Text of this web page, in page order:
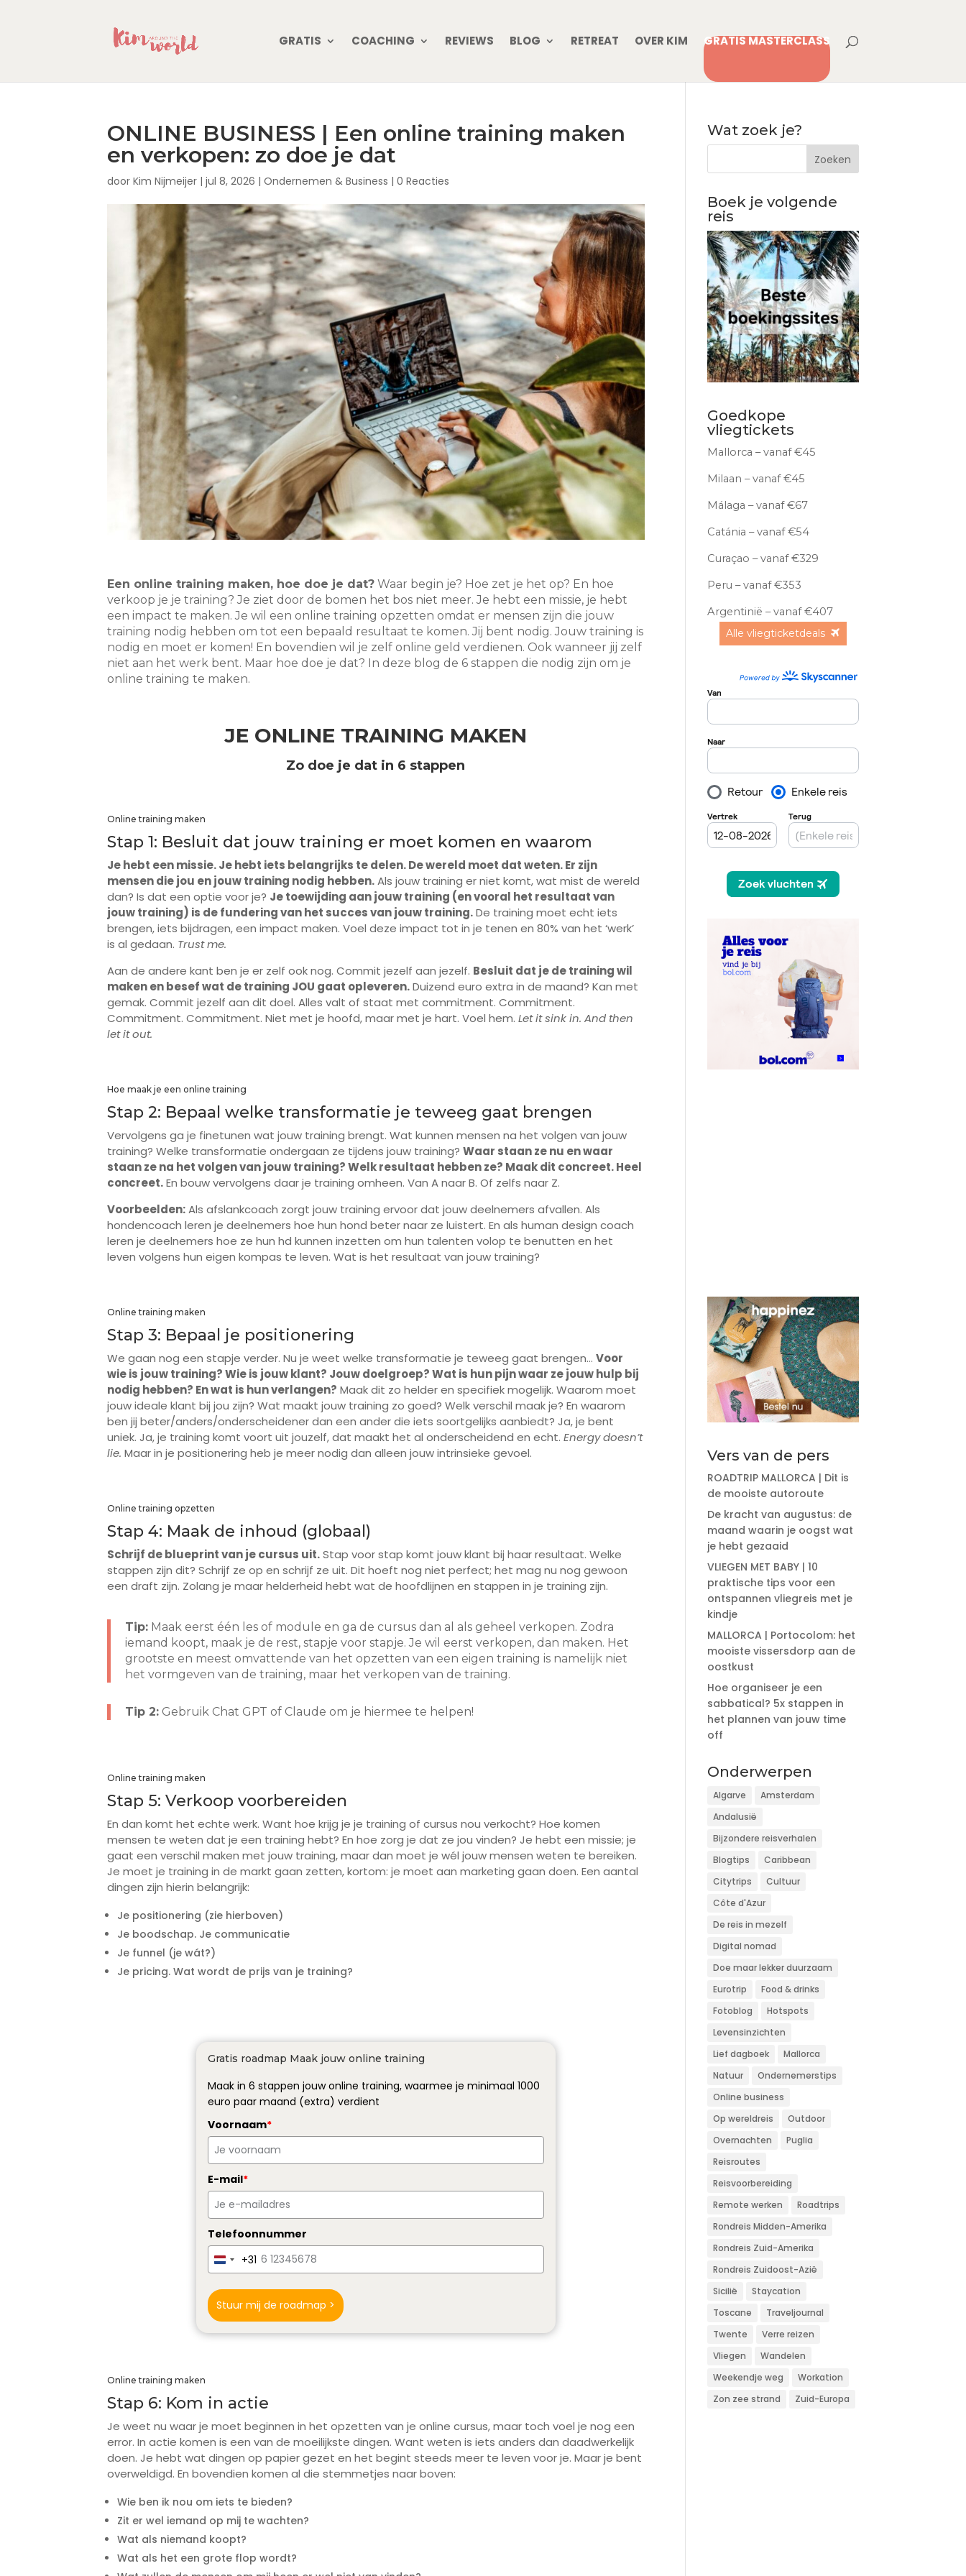
GRATIS COACHING REVIEWS BLOG RETREAT OVER KIM GRATIS MASTERCLASS
ONLINE BUSINESS | Een online training maken
en verkopen: zo doe je dat
door Kim Nijmeijer | jul 8, 2026 | Ondernemen & Business | 0 Reacties
Een online training maken, hoe doe je dat? Waar begin je? Hoe zet je het op? En hoe
verkoop je je training? Je ziet door de bomen het bos niet meer. Je hebt een missie, je hebt
een impact te maken. Je wil een online training opzetten omdat er mensen zijn die jouw
training nodig hebben om tot een bepaald resultaat te komen. Jij bent nodig. Jouw training is
nodig en moet er komen! En bovendien wil je zelf online geld verdienen. Ook wanneer jij zelf
niet aan het werk bent. Maar hoe doe je dat? In deze blog de 6 stappen die nodig zijn om je
online training te maken.
JE ONLINE TRAINING MAKEN
Zo doe je dat in 6 stappen
Online training maken
Stap 1: Besluit dat jouw training er moet komen en waarom
Je hebt een missie. Je hebt iets belangrijks te delen. De wereld moet dat weten. Er zijn
mensen die jou en jouw training nodig hebben.Als jouw training er niet komt, wat mist de wereld
dan? Is dat een optie voor je? Je toewijding aan jouw training (en vooral het resultaat van
jouw training) is de fundering van het succes van jouw training.De training moet echt iets
brengen, iets bijdragen, een impact maken. Voel deze impact tot in je tenen en 80% van het ‘werk’
is al gedaan. Trust me.
Aan de andere kant ben je er zelf ook nog. Commit jezelf aan jezelf. Besluit dat je de training wil
maken en besef wat de training JOU gaat opleveren.Duizend euro extra in de maand? Kan met
gemak. Commit jezelf aan dit doel. Alles valt of staat met commitment. Commitment.
Commitment. Commitment. Niet met je hoofd, maar met je hart. Voel hem. Let it sink in. And then
let it out.
Hoe maak je een online training
Stap 2: Bepaal welke transformatie je teweeg gaat brengen
Vervolgens ga je finetunen wat jouw training brengt. Wat kunnen mensen na het volgen van jouw
training? Welke transformatie ondergaan ze tijdens jouw training? Waar staan ze nu en waar
staan ze na het volgen van jouw training? Welk resultaat hebben ze? Maak dit concreet. Heel
concreet.En bouw vervolgens daar je training omheen. Van A naar B. Of zelfs naar Z.
Voorbeelden:Als afslankcoach zorgt jouw training ervoor dat jouw deelnemers afvallen. Als
hondencoach leren je deelnemers hoe hun hond beter naar ze luistert. En als human design coach
leren je deelnemers hoe ze hun hd kunnen inzetten om hun talenten volop te benutten en het
leven volgens hun eigen kompas te leven. Wat is het resultaat van jouw training?
Online training maken
Stap 3: Bepaal je positionering
We gaan nog een stapje verder. Nu je weet welke transformatie je teweeg gaat brengen… Voor
wie is jouw training? Wie is jouw klant? Jouw doelgroep? Wat is hun pijn waar ze jouw hulp bij
nodig hebben? En wat is hun verlangen? Maak dit zo helder en specifiek mogelijk. Waarom moet
jouw ideale klant bij jou zijn? Wat maakt jouw training zo goed? Welk verschil maak je? En waarom
ben jij beter/anders/onderscheidener dan een ander die iets soortgelijks aanbiedt? Ja, je bent
uniek. Ja, je training komt voort uit jouzelf, dat maakt het al onderscheidend en echt. Energy doesn’t
lie. Maar in je positionering heb je meer nodig dan alleen jouw intrinsieke gevoel.
Online training opzetten
Stap 4: Maak de inhoud (globaal)
Schrijf de blueprint van je cursus uit.Stap voor stap komt jouw klant bij haar resultaat. Welke
stappen zijn dit? Schrijf ze op en schrijf ze uit. Dit hoeft nog niet perfect; het mag nu nog gewoon
een draft zijn. Zolang je maar helderheid hebt wat de hoofdlijnen en stappen in je training zijn.
Tip: Maak eerst één les of module en ga de cursus dan al als geheel verkopen. Zodra
iemand koopt, maak je de rest, stapje voor stapje. Je wil eerst verkopen, dan maken. Het
grootste en meest omvattende van het opzetten van een eigen training is namelijk niet
het vormgeven van de training, maar het verkopen van de training.
Tip 2: Gebruik Chat GPT of Claude om je hiermee te helpen!
Online training maken
Stap 5: Verkoop voorbereiden
En dan komt het echte werk. Want hoe krijg je je training of cursus nou verkocht? Hoe komen
mensen te weten dat je een training hebt? En hoe zorg je dat ze jou vinden? Je hebt een missie; je
gaat een verschil maken met jouw training, maar dan moet je wél jouw mensen weten te bereiken.
Je moet je training in de markt gaan zetten, kortom: je moet aan marketing gaan doen. Een aantal
dingen zijn hierin belangrijk:
Je positionering (zie hierboven)
Je boodschap. Je communicatie
Je funnel (je wát?)
Je pricing. Wat wordt de prijs van je training?
Gratis roadmap Maak jouw online training
Maak in 6 stappen jouw online training, waarmee je minimaal 1000
euro paar maand (extra) verdient
Voornaam*
E-mail*
Telefoonnummer
N
t
h
e
d
s
+
3
1
+31
Stuur mij de roadmap >
Online training maken
Stap 6: Kom in actie
Je weet nu waar je moet beginnen in het opzetten van je online cursus, maar toch voel je nog een
error. In actie komen is een van de moeilijkste dingen. Want weten is iets anders dan daadwerkelijk
doen. Je hebt wat dingen op papier gezet en het begint steeds meer te leven voor je. Maar je bent
overweldigd. En bovendien komen al die stemmetjes naar boven:
Wie ben ik nou om iets te bieden?
Zit er wel iemand op mij te wachten?
Wat als niemand koopt?
Wat als het een grote flop wordt?
Wat zoek je?
Boek je volgende
reis
Goedkope
vliegtickets
Mallorca – vanaf €45
Milaan – vanaf €45
Málaga – vanaf €67
Catánia – vanaf €54
Curaçao – vanaf €329
Peru – vanaf €353
Argentinië – vanaf €407
Alle vliegticketdeals
Vers van de pers
ROADTRIP MALLORCA | Dit is
de mooiste autoroute
De kracht van augustus: de
maand waarin je oogst wat
je hebt gezaaid
VLIEGEN MET BABY | 10
praktische tips voor een
ontspannen vliegreis met je
kindje
MALLORCA | Portocolom: het
mooiste vissersdorp aan de
oostkust
Hoe organiseer je een
sabbatical? 5x stappen in
het plannen van jouw time
off
Onderwerpen
Algarve
Amsterdam
Andalusië
Bijzondere reisverhalen
Blogtips
Caribbean
Citytrips
Cultuur
Côte d'Azur
De reis in mezelf
Digital nomad
Doe maar lekker duurzaam
Eurotrip
Food & drinks
Fotoblog
Hotspots
Levensinzichten
Lief dagboek
Mallorca
Natuur
Ondernemerstips
Online business
Op wereldreis
Outdoor
Overnachten
Puglia
Reisroutes
Reisvoorbereiding
Remote werken
Roadtrips
Rondreis Midden-Amerika
Rondreis Zuid-Amerika
Rondreis Zuidoost-Azië
Sicilië
Staycation
Toscane
Traveljournal
Twente
Verre reizen
Vliegen
Wandelen
Weekendje weg
Workation
Zon zee strand
Zuid-Europa